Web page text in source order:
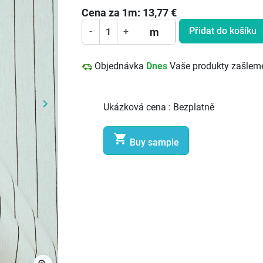
Další
keyboard_arrow_right
Cena za 1m: 13,77€
- + m Přidat do košíku
Objednávka Dnes Vaše produkty
Ukázková cena : Bezplatně
 Buy sample